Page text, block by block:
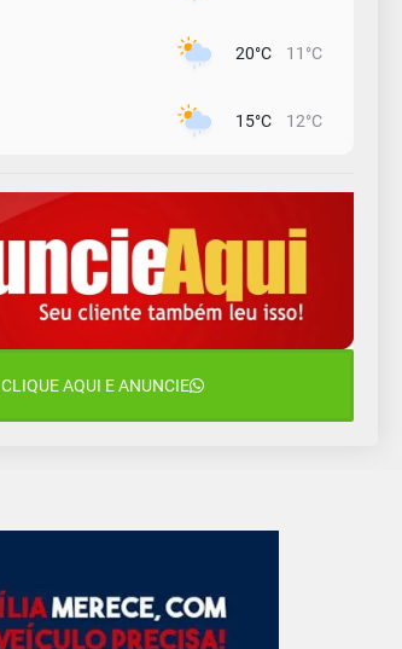
20°C 11°C
15°C 12°C
14°C 10°C
16°C 11°C
CLIQUE AQUI E ANUNCIE